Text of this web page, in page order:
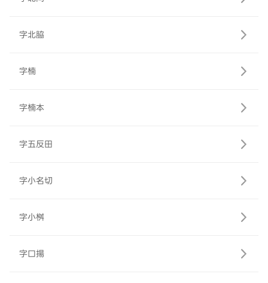
字北脇
字楠
字楠本
字五反田
字小名切
字小桝
字口揚